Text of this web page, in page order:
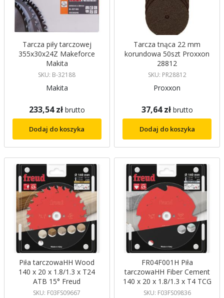
Tarcza piły tarczowej
355x30x24Z Makeforce
Makita
SKU: B-32188
Makita
233,54 zł brutto
Dodaj do koszyka
Tarcza tnąca 22 mm
korundowa 50szt Proxxon
28812
SKU: PR28812
Proxxon
37,64 zł brutto
Dodaj do koszyka
Piła tarczowaHH Wood
140 x 20 x 1.8/1.3 x T24
ATB 15° Freud
SKU: F03FS09667
FR04F001H Piła
tarczowaHH Fiber Cement
140 x 20 x 1.8/1.3 x T4 TCG
10° Freud
SKU: F03FS09836